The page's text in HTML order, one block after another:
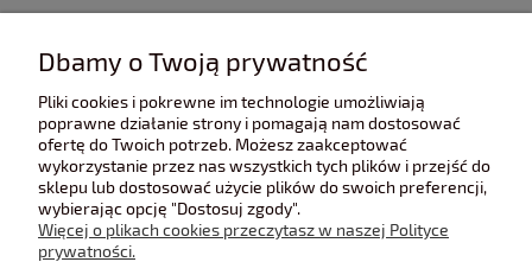
POMOC
POLECANE STRONY
Dbamy o Twoją prywatność
Pliki cookies i pokrewne im technologie umożliwiają
poprawne działanie strony i pomagają nam dostosować
ofertę do Twoich potrzeb. Możesz zaakceptować
wykorzystanie przez nas wszystkich tych plików i przejść do
sklepu lub dostosować użycie plików do swoich preferencji,
wybierając opcję "Dostosuj zgody".
Więcej o plikach cookies przeczytasz w naszej Polityce
prywatności.